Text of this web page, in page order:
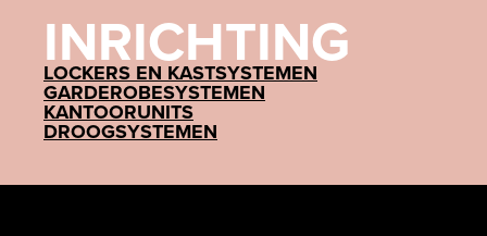
INRICHTING
LOCKERS EN KASTSYSTEMEN
GARDEROBESYSTEMEN
KANTOORUNITS
DROOGSYSTEMEN